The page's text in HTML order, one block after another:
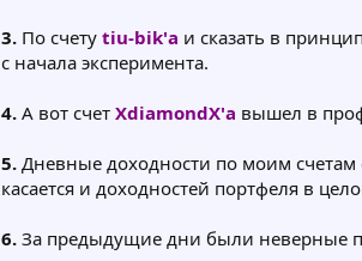
3. По счету tiu-bik'а и сказать в
с начала эксперимента.
4. А вот счет XdiamondX'а вышел в
5. Дневные доходности по моим счетам
касается и доходностей портфеля в
6. За предыдущие дни были неверные